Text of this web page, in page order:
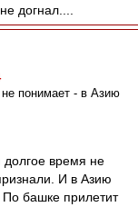
догнал....
понимает - в Азию
время не
И в Азию
По башке прилетит